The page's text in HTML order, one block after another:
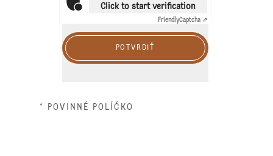
Click to start verification
FriendlyCaptcha ⇗
POTVRDIŤ
* POVINNÉ POLÍČKO